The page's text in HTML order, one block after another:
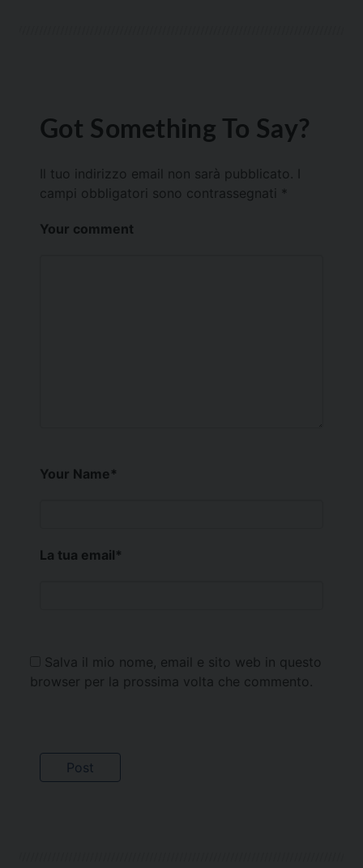
Got Something To Say?
Il tuo indirizzo email non sarà pubblicato.
campi obbligatori sono contrassegnati *
Your comment
Your Name*
La tua email*
Salva il mio nome, email e sito web in questo
browser per la prossima volta che commento.